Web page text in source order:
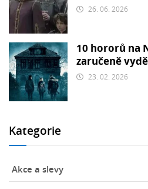
26. 06. 2026
10 hororů na
zaručeně
23. 02. 2026
Kategorie
Akce a slevy